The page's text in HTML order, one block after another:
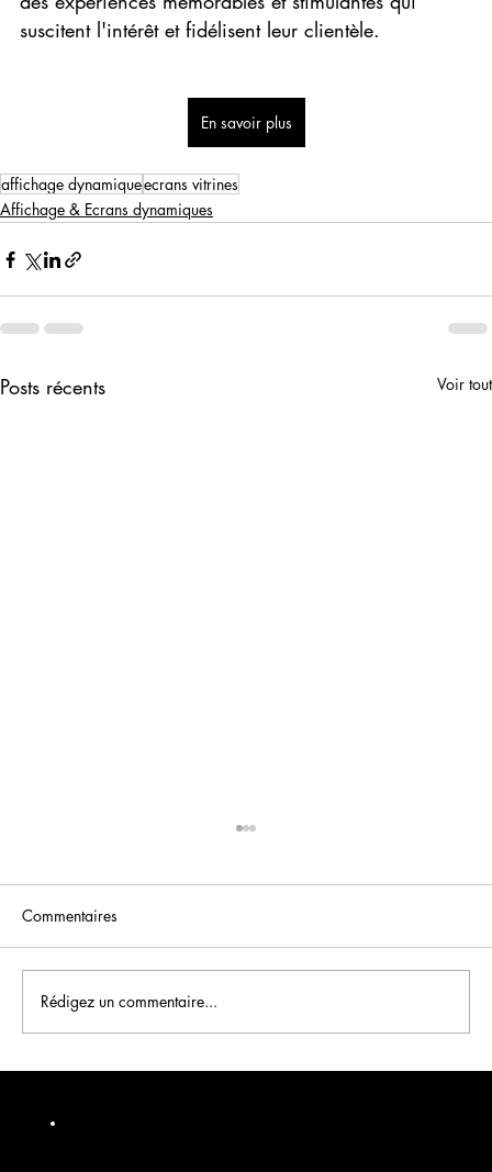
suscitent l'intérêt et fidélisent leur clientèle.
En savoir plus
affichage dynamiqueecrans vitrines
Affichage & Ecrans dynamiques
Posts récents Voir tout
Commentaires
Rédigez un commentaire...